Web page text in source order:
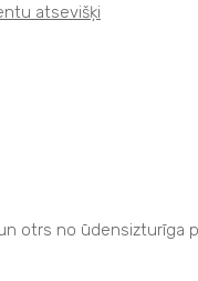
atsevišķi
otrs no ūdensizturīga